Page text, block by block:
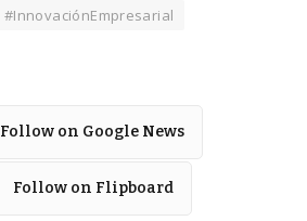
#InnovaciónEmpresarial
Follow on Google News
Follow on Flipboard